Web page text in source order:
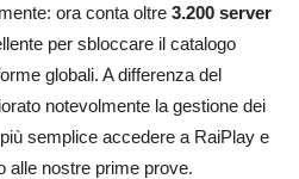
ora conta oltre 3.200 server
per sbloccare il catalogo
globali. A differenza del
notevolmente la gestione dei
semplice accedere a RaiPlay e
alle nostre prime prove.